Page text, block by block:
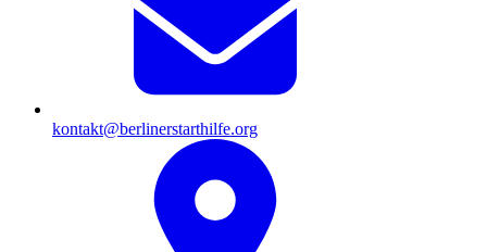
kontakt@berlinerstarthilfe.org